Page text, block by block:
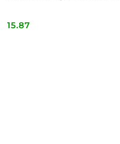
Cena:
15.87